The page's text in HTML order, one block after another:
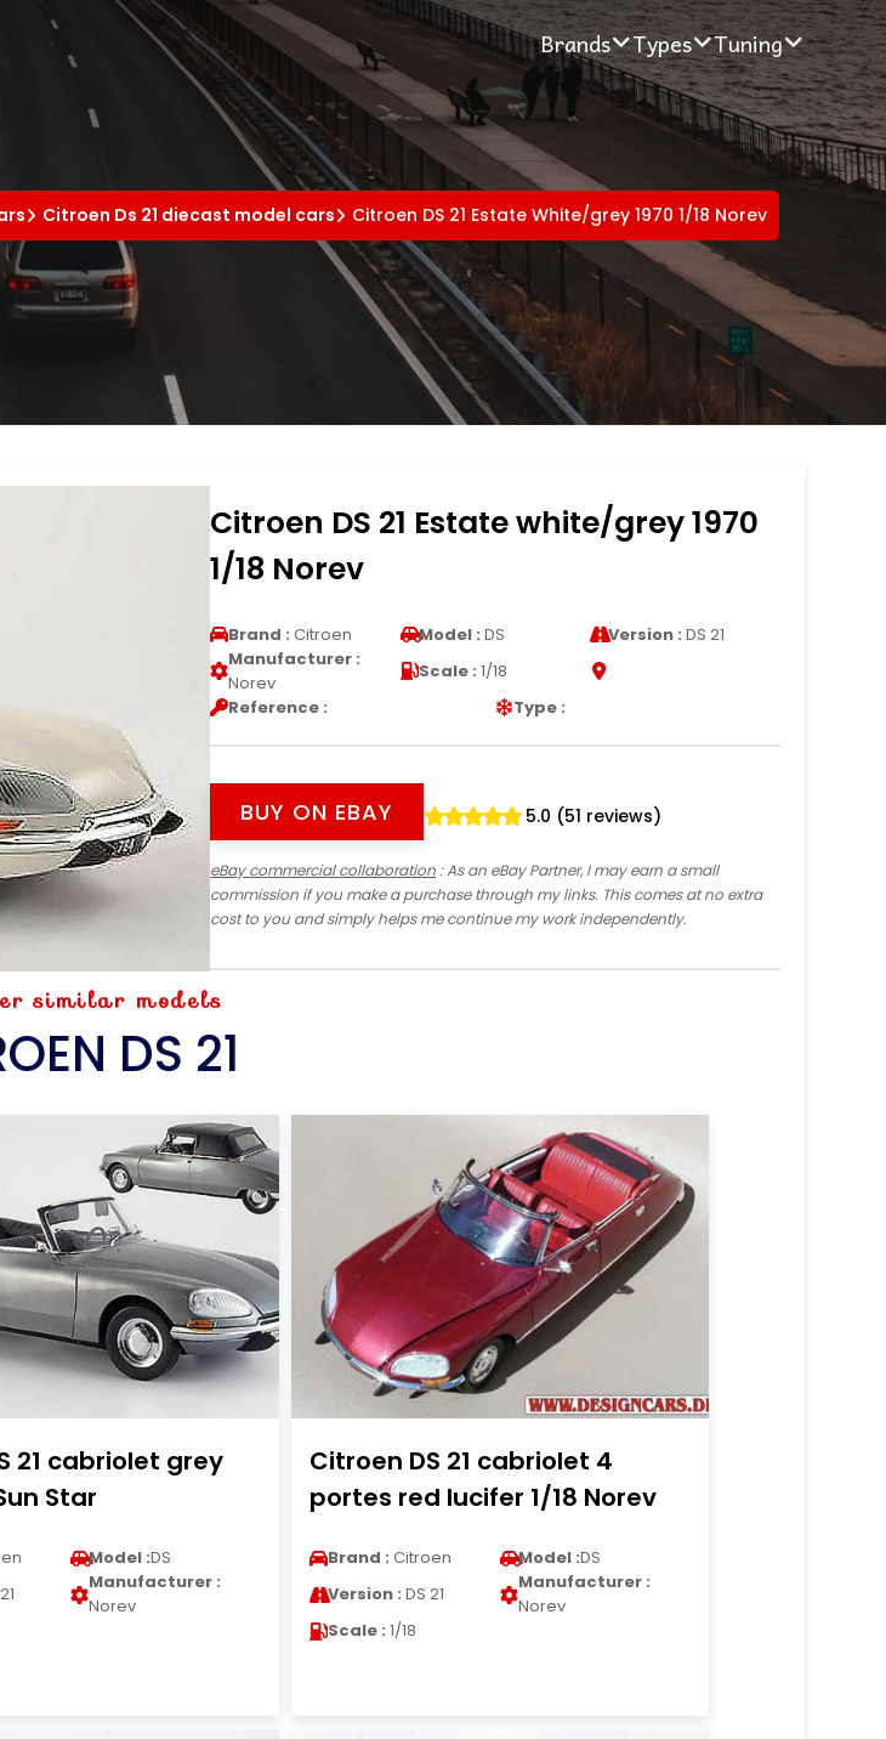
Brands Types Tuning
Citroen Ds 21 diecast model cars Citroen DS 21 Estate White/grey 1970 1/18 Norev
Citroen DS 21 Estate white/grey 1970
1/18 Norev
Brand : Citroen Model : DS Version : DS 21
Manufacturer :
Norev
Scale : 1/18
Reference :
Type :
BUY ON EBAY 5.0 (51 reviews)
eBay commercial collaboration: As an eBay Partner, I may earn a small
commission if you make a purchase through my links. This comes at no extra
cost to you and simply helps me continue my work independently.
similar models
DS 21
21 cabriolet grey
Star
Model :DS
Manufacturer :
Norev
Citroen DS 21 cabriolet 4
portes red lucifer 1/18 Norev
Brand : Citroen Model :DS
Version : DS 21
Manufacturer :
Norev
Scale : 1/18